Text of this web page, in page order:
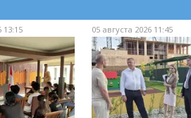
13:15 05 августа 2026 11:45